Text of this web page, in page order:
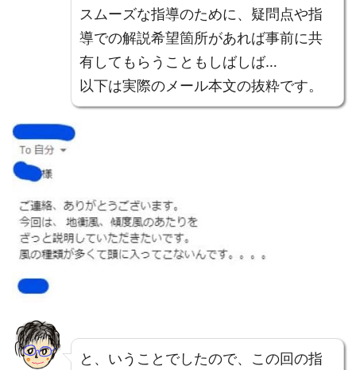
スムーズな指導のために、疑問点や指
導での解説希望箇所があれば事前に共
有してもらうこともしばしば…
以下は実際のメール本文の抜粋です。
と、いうことでしたので、この回の指